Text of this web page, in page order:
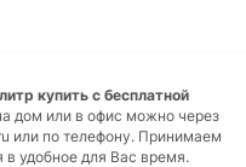
купить с бесплатной
дом или в офис можно через
или по телефону. Принимаем
в удобное для Вас время.